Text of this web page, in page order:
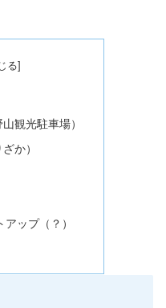
観光駐車場）
か）
ップ（？）